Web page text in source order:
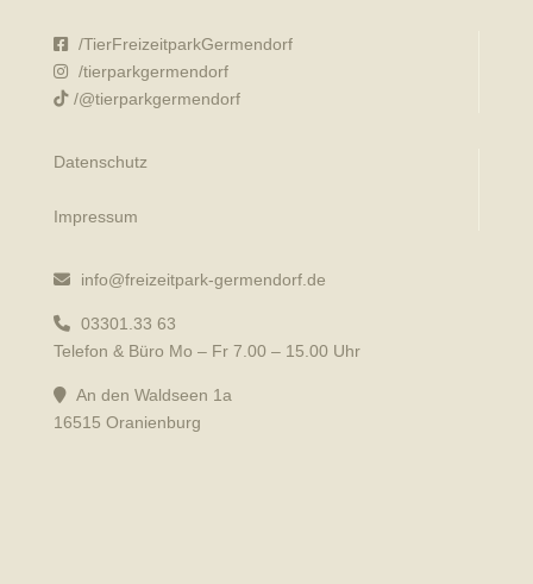
/TierFreizeitparkGermendorf
/tierparkgermendorf
/@tierparkgermendorf
Datenschutz
Impressum
info@freizeitpark-germendorf.de
03301.33 63
Telefon & Büro Mo – Fr 7.00 – 15.00 Uhr
An den Waldseen 1a
16515 Oranienburg